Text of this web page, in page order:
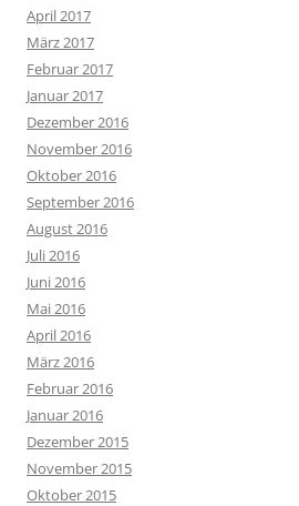
April 2017
März 2017
Februar 2017
Januar 2017
Dezember 2016
November 2016
Oktober 2016
September 2016
August 2016
Juli 2016
Juni 2016
Mai 2016
April 2016
März 2016
Februar 2016
Januar 2016
Dezember 2015
November 2015
Oktober 2015